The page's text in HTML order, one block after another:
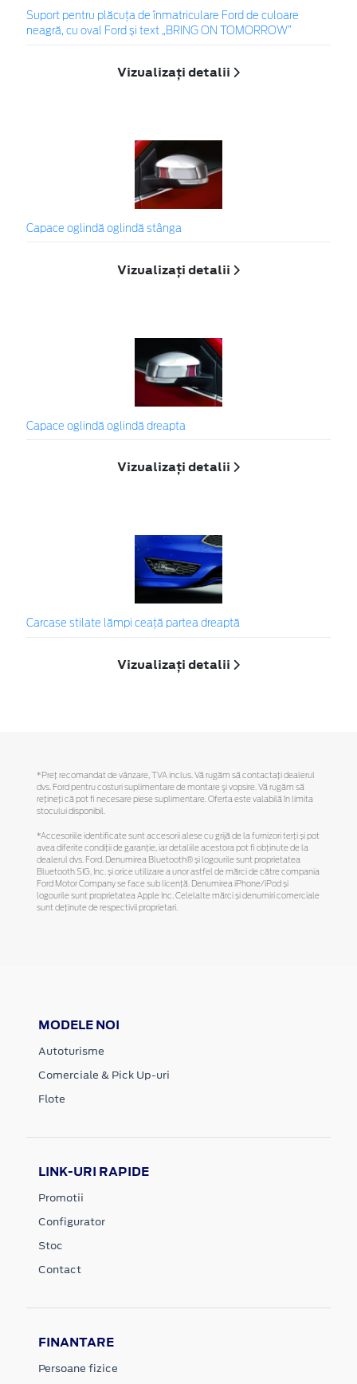
Suport pentru plăcuța de înmatriculare Ford de culoare
neagră, cu oval Ford și text „BRING ON TOMORROW”
Vizualizați detalii
Capace oglindă oglindă stânga
Vizualizați detalii
Capace oglindă oglindă dreapta
Vizualizați detalii
Carcase stilate lămpi ceaţă partea dreaptă
Vizualizați detalii
*Preţ recomandat de vânzare, TVA inclus. Vă rugăm să contactaţi dealerul
dvs. Ford pentru costuri suplimentare de montare şi vopsire. Vă rugăm să
reţineţi că pot fi necesare piese suplimentare. Oferta este valabilă în limita
stocului disponibil.
*Accesoriile identificate sunt accesorii alese cu grijă de la furnizori terți și pot
avea diferite condiții de garanție, iar detaliile acestora pot fi obținute de la
dealerul dvs. Ford. Denumirea Bluetooth® și logourile sunt proprietatea
Bluetooth SIG, Inc. și orice utilizare a unor astfel de mărci de către compania
Ford Motor Company se face sub licență. Denumirea iPhone/iPod și
logourile sunt proprietatea Apple Inc. Celelalte mărci și denumiri comerciale
sunt deținute de respectivii proprietari.
MODELE NOI
Autoturisme
Comerciale & Pick Up-uri
Flote
LINK-URI RAPIDE
Promotii
Configurator
Stoc
Contact
FINANTARE
Persoane fizice